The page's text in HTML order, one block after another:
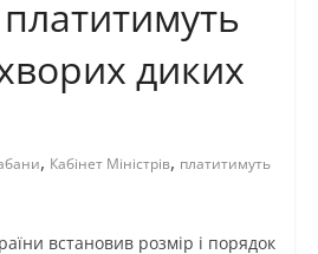
платитимуть
диких
, Кабінет Міністрів, платитимуть
встановив розмір і порядок